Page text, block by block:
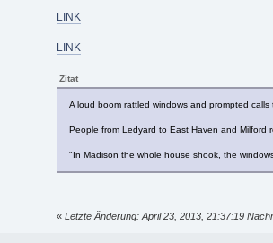
LINK
LINK
Zitat
A loud boom rattled windows and prompted
People from Ledyard to East Haven and
"In Madison the whole house shook, the
« Letzte Änderung: April 23, 2013, 21:37:19